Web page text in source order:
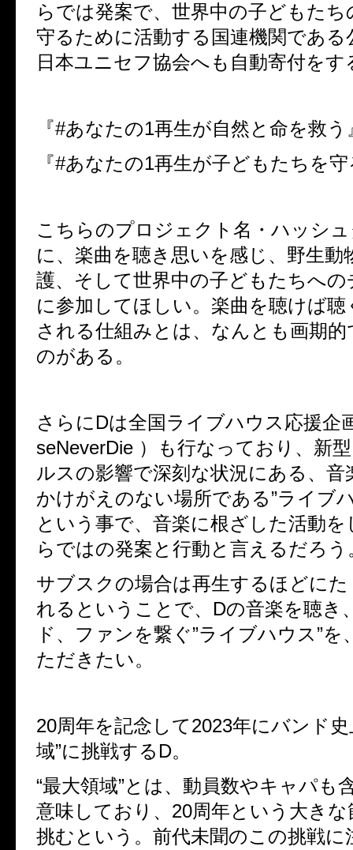
らでは発案で、世界中の子どもたち
守るために活動する国連機関である
日本ユニセフ協会へも自動寄付をす
『#あなたの1再生が自然と命を救う
『#あなたの1再生が子どもたちを
こちらのプロジェクト名・ハッシ
に、楽曲を聴き思いを感じ、野生動
護、そして世界中の子どもたちへ
に参加してほしい。楽曲を聴けば
される仕組みとは、なんとも画期
のがある。
さらにDは全国ライブハウス応援企
seNeverDie ）も行なっており、新
ルスの影響で深刻な状況にある、音
かけがえのない場所である”ライブ
という事で、音楽に根ざした活動
らではの発案と行動と言えるだろう
サブスクの場合は再生するほどに
れるということで、Dの音楽を聴き
ド、ファンを繋ぐ”ライブハウス”を
ただきたい。
20周年を記念して2023年にバンド史
域”に挑戦するD。
“最大領域”とは、動員数やキャパも
意味しており、20周年という大き
挑むという。前代未聞のこの挑戦に